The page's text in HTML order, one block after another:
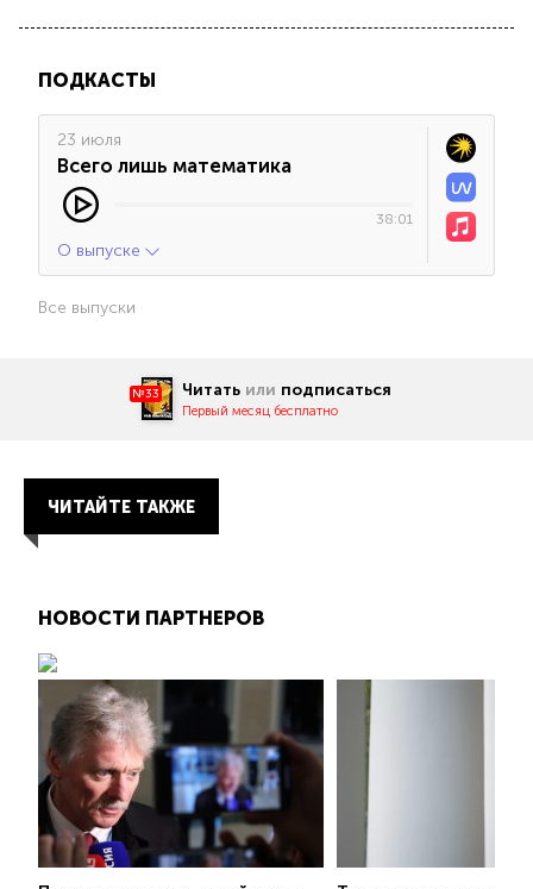
ПОДКАСТЫ
23 июля
Всего лишь математика
38:01
О выпуске
Все выпуски
№33 Читать или подписаться
Первый месяц бесплатно
ЧИТАЙТЕ ТАКЖЕ
НОВОСТИ ПАРТНЕРОВ